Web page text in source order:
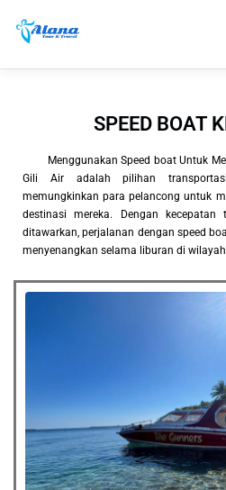
TRANSPORTASI PAKET
SPEED BOAT
Menggunakan Speed boat Untuk
Gili Air adalah pilihan
memungkinkan para pelancong untuk
destinasi mereka. Dengan
ditawarkan, perjalanan dengan speed
menyenangkan selama liburan di